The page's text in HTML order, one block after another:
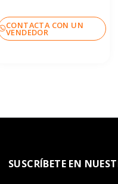
CONTACTA CON UN
VENDEDOR
SUSCRÍBETE EN